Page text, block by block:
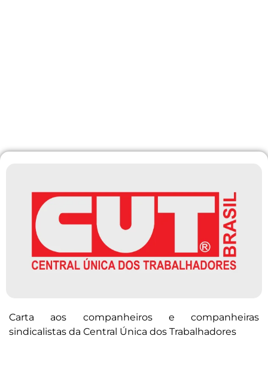
Carta aos companheiros e companheiras
sindicalistas da Central Única dos Trabalhadores